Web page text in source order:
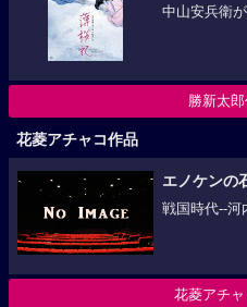
中山安兵衛
勝新太
花菱アチャコ作品
エノケンの
戦国時代--河
花菱アチ